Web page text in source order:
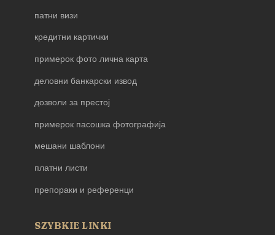
патни визи
кредитни картички
примерок фото лична карта
деловни банкарски извод
дозволи за престој
примерок пасошка фотографија
мешани шаблони
платни листи
препораки и референци
SZYBKIE LINKI